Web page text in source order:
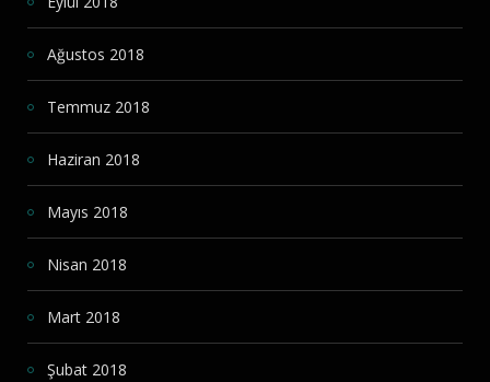
Ağustos 2018
Temmuz 2018
Haziran 2018
Mayıs 2018
Nisan 2018
Mart 2018
Şubat 2018